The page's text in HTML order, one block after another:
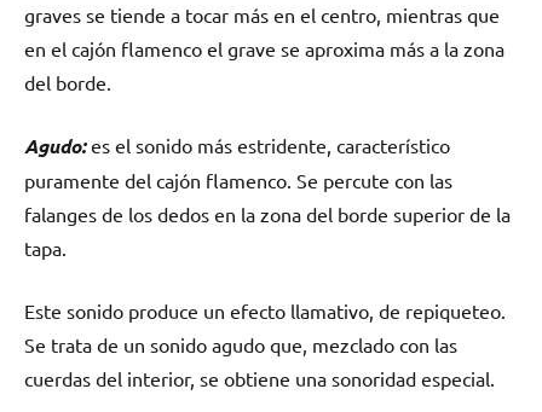
graves se tiende a tocar más en el centro, mientras que
en el cajón flamenco el grave se aproxima más a la zona
del borde.
Agudo:es el sonido más estridente, característico
puramente del cajón flamenco. Se percute con las
falanges de los dedos en la zona del borde superior de la
tapa.
Este sonido produce un efecto llamativo, de repiqueteo.
Se trata de un sonido agudo que, mezclado con las
cuerdas del interior, se obtiene una sonoridad especial.